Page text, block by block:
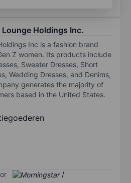
Holdings Inc.
Inc is a fashion brand
Z women. Its products include
Sweater Dresses, Short
Wedding Dresses, and Denims,
generates the majority of
based in the United States.
/